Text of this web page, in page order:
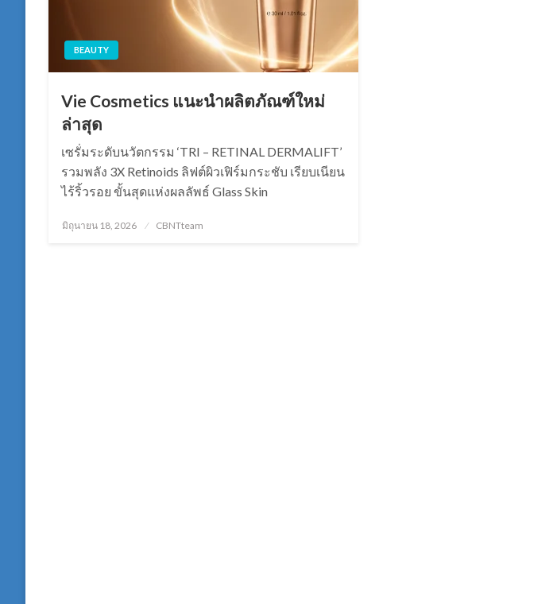
BEAUTY
Vie Cosmetics แนะนำผลิตภัณฑ์ใหม่
ล่าสุด
เซรั่มระดับนวัตกรรม ‘TRI – RETINAL DERMALIFT’
รวมพลัง 3X Retinoids ลิฟต์ผิวเฟิร์มกระชับ เรียบเนียน
ไร้ริ้วรอย ขั้นสุดแห่งผลลัพธ์ Glass Skin
Posted
on
มิถุนายน 18, 2026 CBNTteam